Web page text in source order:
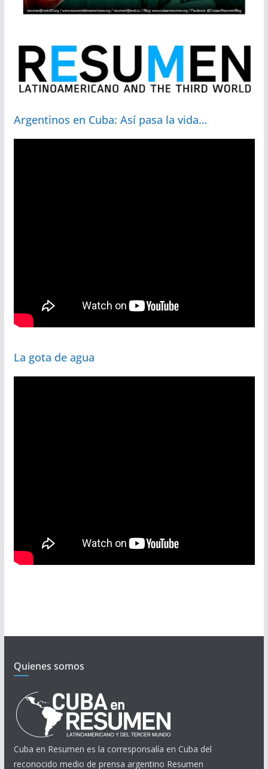
Argentinos en Cuba: Así pasa la vida…
La gota de agua
Quienes somos
Cuba en Resumen es la corresponsalía en Cuba del
reconocido medio de prensa argentino Resumen